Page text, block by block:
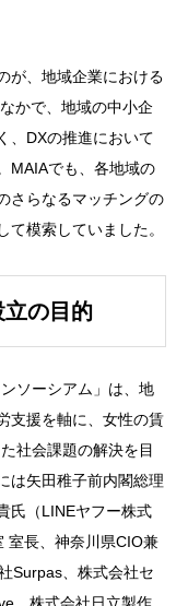
が、地域企業における
かで、地域の中小企
、DXの推進において
MAIAでも、各地域の
さらなるマッチングの
模索していました。
立の目的
ソーシアム」は、地
支援を軸に、女性の賃
社会課題の解決を目
は矢田稚子前内閣総理
氏（LINEヤフー株式
室長、神奈川県CIO兼
Surpas、株式会社セ